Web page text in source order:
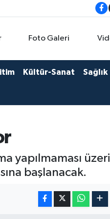
Foto Galeri
Kültür-Sanat Sağlık
yapılmaması
başlanacak.